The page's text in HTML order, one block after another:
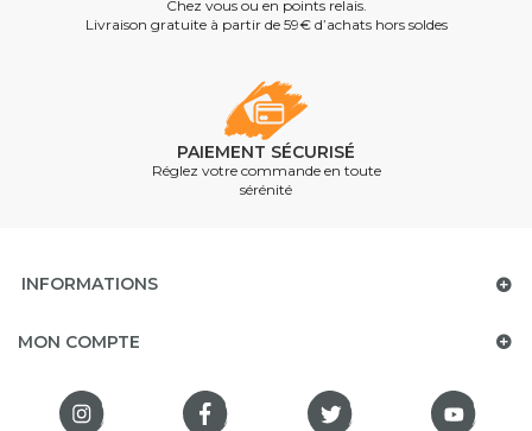
Chez vous ou en points relais.
Livraison gratuite à partir de 59€ d’achats hors soldes
PAIEMENT SÉCURISÉ
Réglez votre commande en toute
sérénité
INFORMATIONS
MON COMPTE